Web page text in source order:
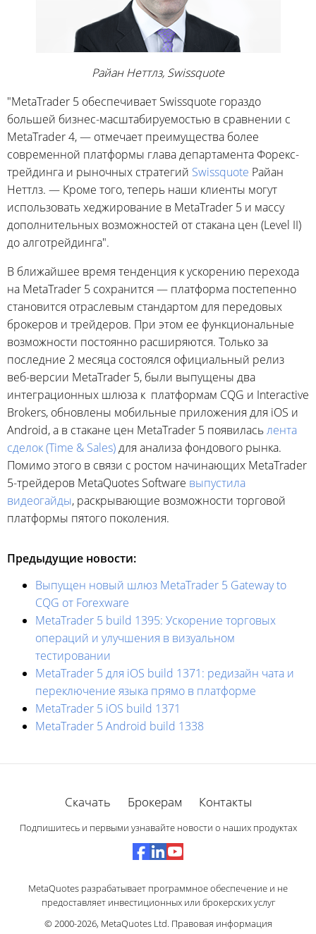
Райан Неттлз, Swissquote
"MetaTrader 5 обеспечивает Swissquote гораздо
большей бизнес-масштабируемостью в сравнении с
MetaTrader 4, — отмечает преимущества более
современной платформы глава департамента Форекс-
трейдинга и рыночных стратегий Swissquote Райан
Неттлз. — Кроме того, теперь наши клиенты могут
использовать хеджирование в MetaTrader 5 и массу
дополнительных возможностей от стакана цен (Level II)
до алготрейдинга".
В ближайшее время тенденция к ускорению перехода
на MetaTrader 5 сохранится — платформа постепенно
становится отраслевым стандартом для передовых
брокеров и трейдеров. При этом ее функциональные
возможности постоянно расширяются. Только за
последние 2 месяца состоялся официальный релиз
веб-версии MetaTrader 5, были выпущены два
интеграционных шлюза к платформам CQG и Interactive
Brokers, обновлены мобильные приложения для iOS и
Android, а в стакане цен MetaTrader 5 появиласьлента
сделок (Time & Sales)для анализа фондового рынка.
Помимо этого в связи с ростом начинающих MetaTrader
5-трейдеров MetaQuotes Software выпустила
видеогайды, раскрывающие возможности торговой
платформы пятого поколения.
Предыдущие новости:
Выпущен новый шлюз MetaTrader 5 Gateway to
CQG от Forexware
MetaTrader 5 build 1395: Ускорение торговых
операций и улучшения в визуальном
тестировании
MetaTrader 5 для iOS build 1371: редизайн чата и
переключение языка прямо в платформе
MetaTrader 5 iOS build 1371
MetaTrader 5 Android build 1338
Скачать Брокерам Контакты
Подпишитесь и первыми узнавайте новости о наших продуктах
MetaQuotes разрабатывает программное обеспечение и не
предоставляет инвестиционных или брокерских услуг
© 2000-2026, MetaQuotes Ltd. Правовая информация